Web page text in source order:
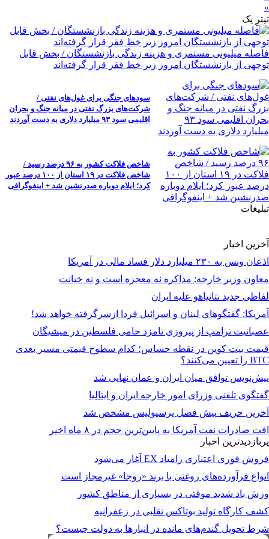
»
تیترِ یک
فاصله میلیونی مستمری و هزینه زندگی بازنشستگان / بخش قابل
توجهی از بازنشستگان امروز زیر خط فقر قرار گرفته‌اند
سودهای جنگی برای غول‌های نفتی /
شرکت‌های بزرگ نفتی در میانه جنگ و بحران
اقلیمی سود ۹۳ میلیارد دلاری به دست آوردند
شاخص فلاکت کشور به ۹۶ درصد رسید /
شاخص فلاکت در ۱۹ استان از ۱۰۰ درصد عبور
کرد؛ ایلام دوباره صدرنشین شد + اینفوگرافی
تبلیغات
آخرین اخبار
اذعان ونس به ۲۳۰ میلیارد دلار فساد مالی در آمریکا
معاون وزیر خارجه: مذاکره نه معجزه است و نه خیانت
لفاظی جدید نتانیاهو علیه ایران
آمریکا: گفتگوهای لبنان و اسرائیل فردا ازسرگرفته خواهد شد!
عصبانیت ترامپ از پیروزی نامزد حامی فلسطین در میشیگان
قیمت بیت کوین در نقطه حساس؛ کدام سطوح قیمتی مسیر بعدی
BTC را تعیین می‌کنند؟
پیش‌نویس توافق میان ایران و عمان نهایی شد
گفتگوی تلفنی وزرای امور خارجه ایران و ایتالیا
آخرین حریف پیش فصل پرسپولیس مشخص شد
افت صادرات نفت آمریکا به پایین‌ترین حجم در ۸ ماه اخیر
پربازدیدترین اخبار
فروش فوری اعتباری زامیاد EX آغاز می‌شود
انواع فرآورده‌های روغنی با برند «روجا» غیرمجاز است
وزش باد شدید موقتی در بسیاری از مناطق کشور
کشف کارگاه تولید بوتاکس تقلبی در زعفرانیه
شرط تحویل گندم‌های مانده در انبار‌ها به دولت چیست؟